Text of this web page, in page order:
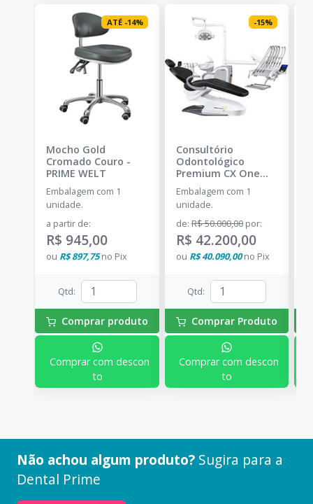
ATÉ -14%
Mocho Gold
Cromado Couro -
PRIME WELT
Embalagem com 1
unidade.
a partir de:
R$ 945,00
ou R$ 897,75no Pix
Qtd:
Comprar produto
Comprar com descon
to
-15%
Consultório
Odontológico
Premium CX One
CX-9000 TOP -
Couro-PRIME WELT
Embalagem com 1
unidade.
de: R$ 50.000,00 por:
R$ 42.200,00
ou R$ 40.090,00no Pix
Qtd:
Comprar Produto
Comprar com descon
to
Não achou algum produto? Sugira para a
Dental Prime